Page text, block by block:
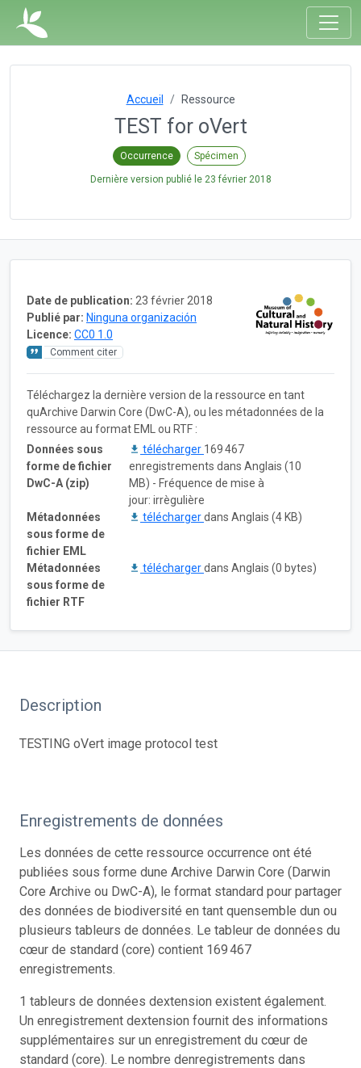
Accueil Ressource
TEST for oVert
Occurrence Spécimen
Dernière version publié le 23 février 2018
Date de publication: 23 février 2018
Publié par: Ninguna organización
Licence: CC0 1.0
Comment citer
Téléchargez la dernière version de la ressource en tant
quArchive Darwin Core (DwC-A), ou les métadonnées de la
ressource au format EML ou RTF :
Données sous
forme de fichier
DwC-A (zip)
télécharger 169 467
enregistrements dans Anglais (10
MB) - Fréquence de mise à
jour: irrègulière
Métadonnées
sous forme de
fichier EML
téléchargerdans Anglais (4 KB)
Métadonnées
sous forme de
fichier RTF
téléchargerdans Anglais (0 bytes)
Description
TESTING oVert image protocol test
Enregistrements de données
Les données de cette ressource occurrence ont été
publiées sous forme dune Archive Darwin Core (Darwin
Core Archive ou DwC-A), le format standard pour partager
des données de biodiversité en tant quensemble dun ou
plusieurs tableurs de données. Le tableur de données du
cœur de standard (core) contient 169 467
enregistrements.
1 tableurs de données dextension existent également.
Un enregistrement dextension fournit des informations
supplémentaires sur un enregistrement du cœur de
standard (core). Le nombre denregistrements dans